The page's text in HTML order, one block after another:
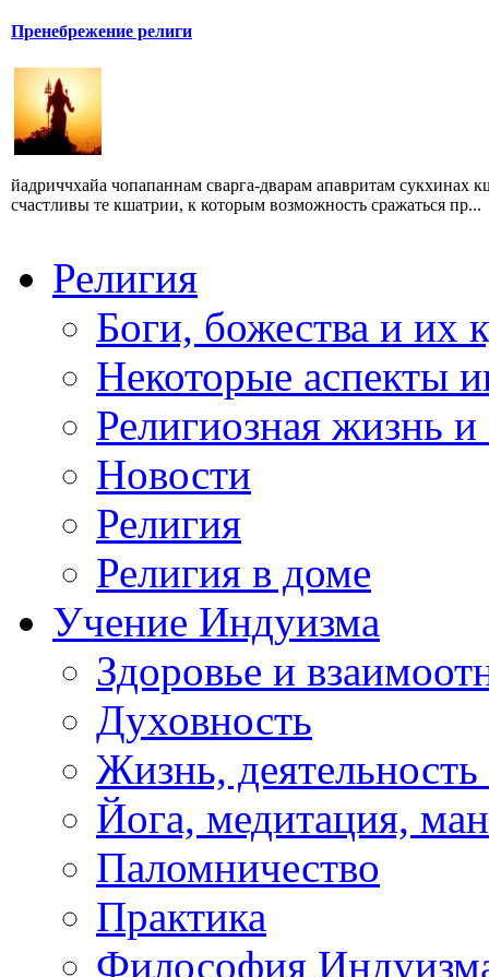
Пренебрежение религи
йадриччхайа чопапаннам сварга-дварам апавритам
счастливы те кшатрии, к которым возможность сражаться пр...
Религия
Боги, божества и их
Некоторые аспекты
Религиозная жизнь
Новости
Религия
Религия в доме
Учение Индуизма
Здоровье и
Духовность
Жизнь, деятельность
Йога, медитация,
Паломничество
Практика
Философия